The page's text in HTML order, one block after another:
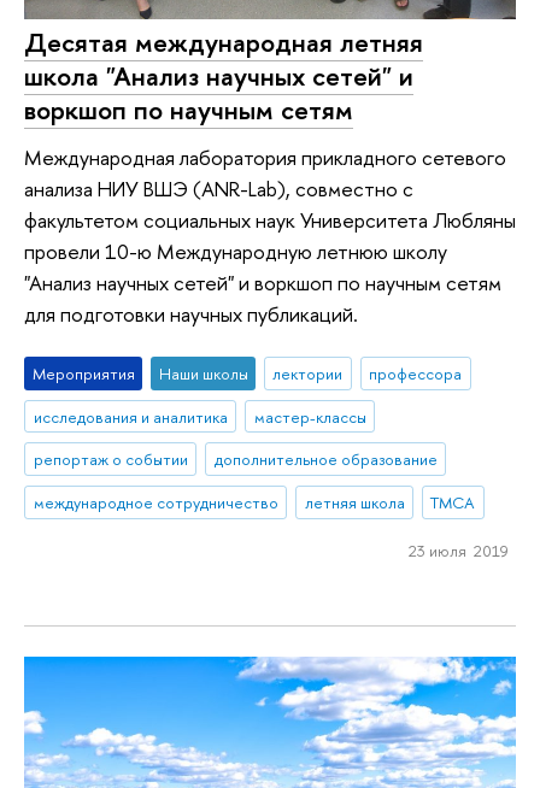
Десятая международная летняя
школа "Анализ научных сетей" и
воркшоп по научным сетям
Международная лаборатория прикладного сетевого
анализа НИУ ВШЭ (ANR-Lab), совместно с
факультетом социальных наук Университета Любляны
провели 10-ю Международную летнюю школу
"Анализ научных сетей" и воркшоп по научным сетям
для подготовки научных публикаций.
Мероприятия Наши школы лектории
профессора
исследования и аналитика
мастер-классы
репортаж о событии
дополнительное образование
международное сотрудничество
летняя школа ТМСА
23 июля 2019